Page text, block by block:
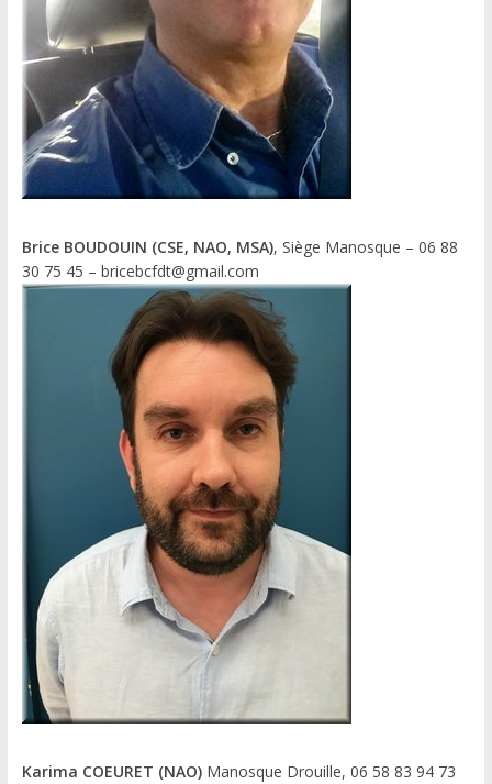
Brice BOUDOUIN (CSE, NAO, MSA), Siège Manosque – 06 88
30 75 45 – bricebcfdt@gmail.com
Karima COEURET (NAO)Manosque Drouille, 06 58 83 94 73